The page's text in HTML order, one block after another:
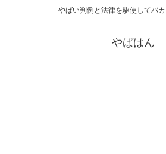
やばい判例と法律を駆使してバ
やばはん